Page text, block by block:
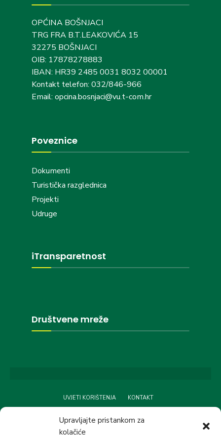
Upravljajte pristankom za
kolačiće
OPĆINA BOŠNJACI
TRG FRA B.T.LEAKOVIĆA 15
32275 BOŠNJACI
OIB: 17878278883
IBAN: HR39 2485 0031 8032 00001
Kontakt telefon: 032/846-966
Email: opcina.bosnjaci@vu.t-com.hr
Poveznice
Dokumenti
Turistička razglednica
Projekti
Udruge
iTransparetnost
Društvene mreže
UVJETI KORIŠTENJA KONTAKT
Copyright © 2024 OPĆINA BOŠNJACI